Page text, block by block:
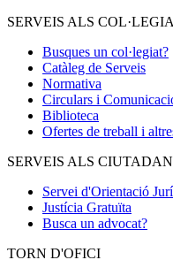
SERVEIS ALS
Busques un col·legiat?
Catàleg de Serveis
Normativa
Circulars i
Biblioteca
Ofertes de treball i
SERVEIS ALS
Servei d'Orientació
Justícia Gratuïta
Busca un advocat?
TORN D'OFICI